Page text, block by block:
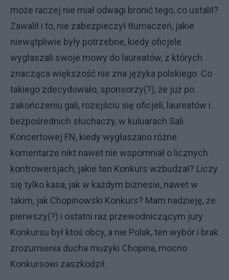
może raczej nie miał odwagi bronić tego, co ustalił?
Zawalił i to, nie zabezpieczył tłumaczeń, jakie
niewątpliwie były potrzebne, kiedy oficjele
wygłaszali swoje mowy do laureatów, z których
znacząca większość nie zna języka polskiego. Co
takiego zdecydowało, sponsorzy(?), że już po
zakończeniu gali, rozejściu się oficjeli, laureatów i
bezpośrednich słuchaczy, w kuluarach Sali
Koncertowej FN, kiedy wygłaszano różne
komentarze nikt nawet nie wspomniał o licznych
kontrowersjach, jakie ten Konkurs wzbudzał? Liczy
się tylko kasa, jak w każdym biznesie, nawet w
takim, jak Chopinowski Konkurs? Mam nadzieję, że
pierwszy(?) i ostatni raz przewodniczącym jury
Konkursu był ktoś obcy, a nie Polak, ten wybór i brak
zrozumienia ducha muzyki Chopina, mocno
Konkursowi zaszkodził.